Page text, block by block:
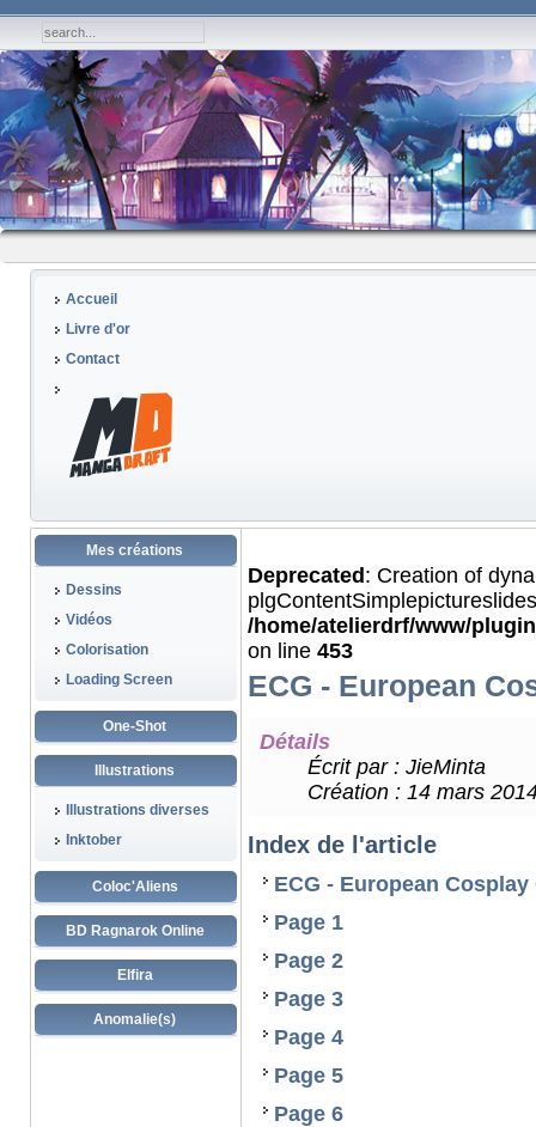
Accueil
Livre d'or
Contact
Mes créations
Dessins
Vidéos
Colorisation
Loading Screen
One-Shot
Illustrations
Illustrations diverses
Inktober
Coloc'Aliens
BD Ragnarok Online
Elfira
Anomalie(s)
Deprecated : Creation of
/home/atelierdrf/www/
on line453
ECG - European
Détails
Écrit par :JieMinta
Création : 14 mars
Index de l'article
ECG - European
Page 1
Page 2
Page 3
Page 4
Page 5
Page 6